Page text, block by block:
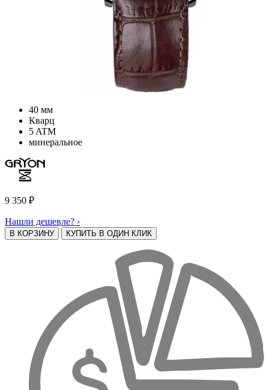
40 мм
Кварц
5 ATM
минеральное
9 350 ₽
Нашли дешевле? ›
В КОРЗИНУ КУПИТЬ В ОДИН КЛИК